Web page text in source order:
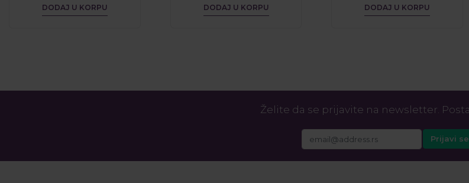
DODAJ U KORPU DODAJ U KORPU DODAJ U KORPU
Želite da se prijavite na newsletter.